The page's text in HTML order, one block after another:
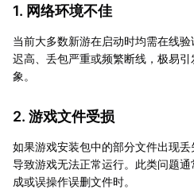
1. 网络环境不佳
当前大多数新游在启动时均需在线
迟高、丢包严重或频繁断线，极易
象。
2. 游戏文件受损
如果游戏安装包中的部分文件出现
导致游戏无法正常运行。此类问题
成或误操作误删文件时。